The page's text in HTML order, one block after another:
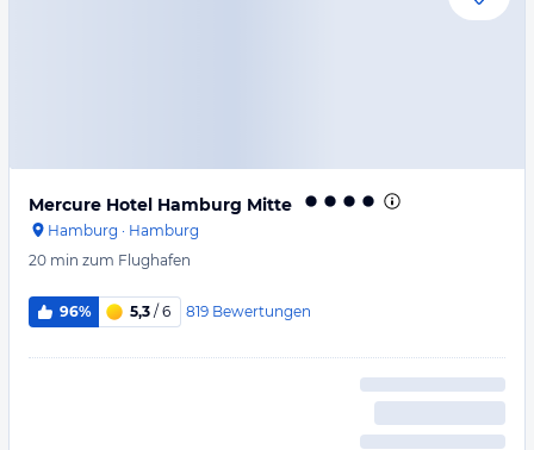
Mercure Hotel Hamburg Mitte
Hamburg · Hamburg
20 min zum Flughafen
96% 5,3 / 6 819 Bewertungen